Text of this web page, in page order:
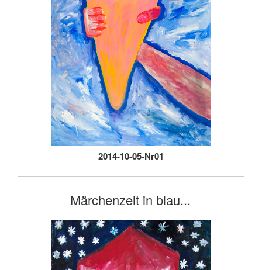
2014-10-05-Nr01
Märchenzelt in blau...